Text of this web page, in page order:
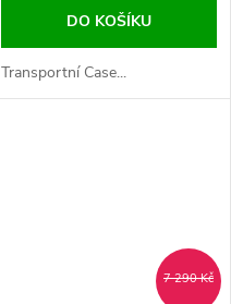
DO KOŠÍKU
Transportní Case...
7 290 Kč